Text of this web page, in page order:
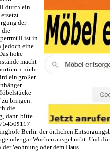
durch ein
der
die
ist in
jedoch eine
hohe
macht
nicht
ein großer
bringen.
die
dann bitte
Berlin der örtlichen
oder gar Wochen ausgebucht. Und
Wohnung oder dem Haus.